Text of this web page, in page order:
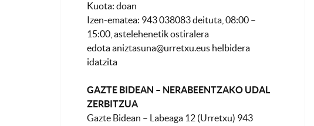
Kuota: doan
Izen-ematea: 943 038083 deituta, 08:00 –
15:00, astelehenetik ostiralera
edotaaniztasuna@urretxu.eus helbidera
idatzita
GAZTE BIDEAN – NERABEENTZAKO UDAL
ZERBITZUA
Gazte Bidean – Labeaga 12 (Urretxu) 943